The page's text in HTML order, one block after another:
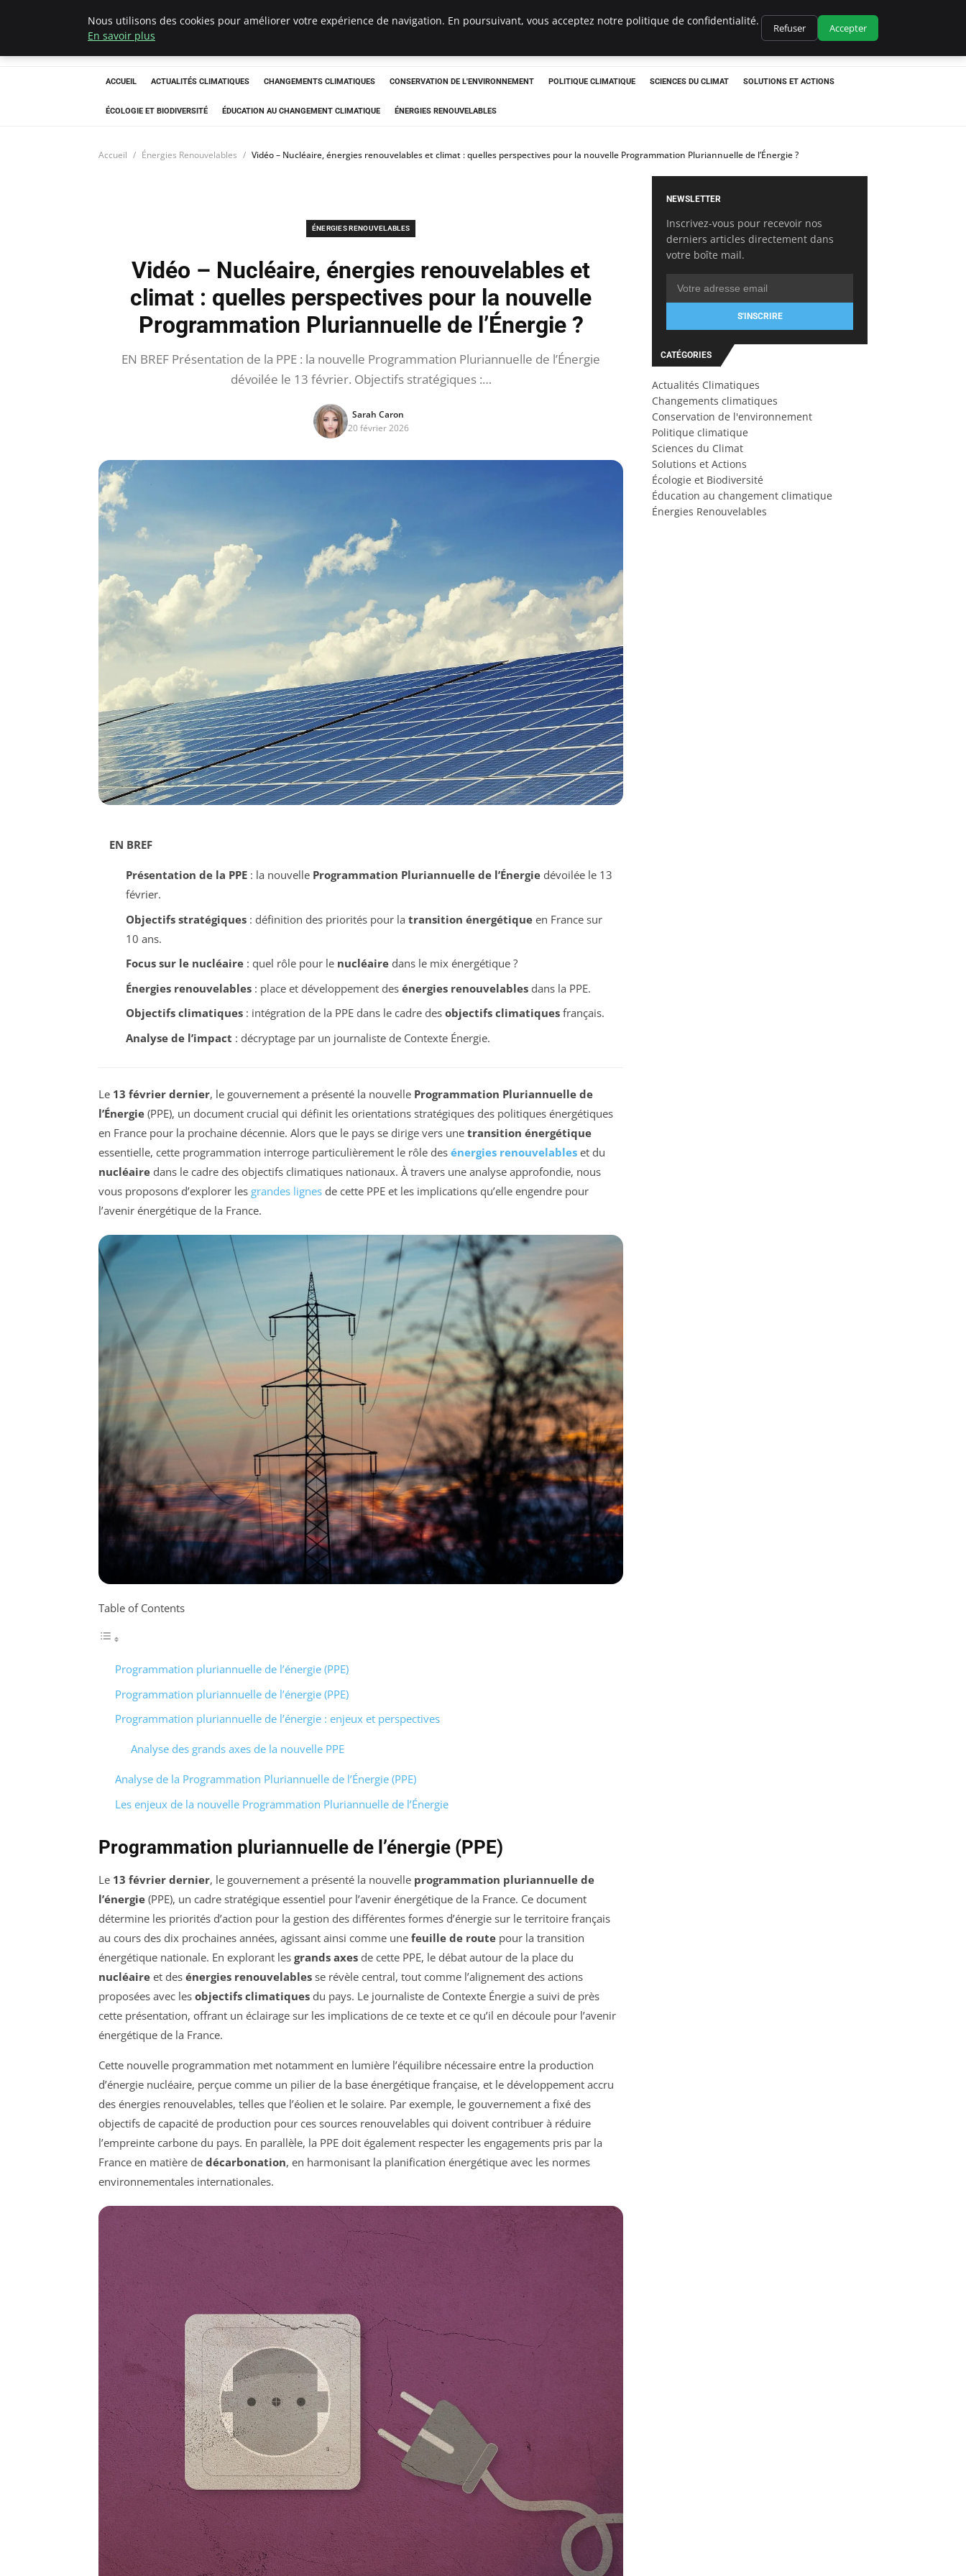
Climatedebtagents
ACCUEIL ACTUALITÉS CLIMATIQUES CHANGEMENTS CLIMATIQUES CONSERVATION DE L'ENVIRONNEMENT POLITIQUE CLIMATIQUE SCIENCES DU CLIMAT SOLUTIONS ET ACTIONS
ÉCOLOGIE ET BIODIVERSITÉ ÉDUCATION AU CHANGEMENT CLIMATIQUE ÉNERGIES RENOUVELABLES
Accueil Énergies Renouvelables Vidéo – Nucléaire, énergies renouvelables et climat : quelles perspectives pour la nouvelle Programmation Pluriannuelle de l’Énergie ?
ÉNERGIES RENOUVELABLES
Vidéo – Nucléaire, énergies renouvelables et
climat : quelles perspectives pour la nouvelle
Programmation Pluriannuelle de l’Énergie ?
EN BREF Présentation de la PPE : la nouvelle Programmation Pluriannuelle de l’Énergie
dévoilée le 13 février. Objectifs stratégiques :…
Sarah Caron
20 février 2026
EN BREF
Présentation de la PPE: la nouvelle Programmation Pluriannuelle de l’Énergiedévoilée le 13
février.
Objectifs stratégiques: définition des priorités pour la transition énergétiqueen France sur
10 ans.
Focus sur le nucléaire: quel rôle pour le nucléairedans le mix énergétique ?
Énergies renouvelables: place et développement des énergies renouvelablesdans la PPE.
Objectifs climatiques: intégration de la PPE dans le cadre des objectifs climatiquesfrançais.
Analyse de l’impact : décryptage par un journaliste de Contexte Énergie.
Le 13 février dernier, le gouvernement a présenté la nouvelle Programmation Pluriannuelle de
l’Énergie (PPE), un document crucial qui définit les orientations stratégiques des politiques énergétiques
en France pour la prochaine décennie. Alors que le pays se dirige vers une transition énergétique
essentielle, cette programmation interroge particulièrement le rôle des énergies renouvelables et du
nucléaire dans le cadre des objectifs climatiques nationaux. À travers une analyse approfondie, nous
vous proposons d’explorer les grandes lignes de cette PPE et les implications qu’elle engendre pour
l’avenir énergétique de la France.
Table of Contents
Programmation pluriannuelle de l’énergie (PPE)
Programmation pluriannuelle de l’énergie (PPE)
Programmation pluriannuelle de l’énergie : enjeux et perspectives
Analyse des grands axes de la nouvelle PPE
Analyse de la Programmation Pluriannuelle de l’Énergie (PPE)
Les enjeux de la nouvelle Programmation Pluriannuelle de l’Énergie
Programmation pluriannuelle de l’énergie (PPE)
Le 13 février dernier, le gouvernement a présenté la nouvelle programmation pluriannuelle de
l’énergie (PPE), un cadre stratégique essentiel pour l’avenir énergétique de la France. Ce document
détermine les priorités d’action pour la gestion des différentes formes d’énergie sur le territoire français
au cours des dix prochaines années, agissant ainsi comme une feuille de route pour la transition
énergétique nationale. En explorant les grands axes de cette PPE, le débat autour de la place du
nucléaire et des énergies renouvelables se révèle central, tout comme l’alignement des actions
proposées avec les objectifs climatiques du pays. Le journaliste de Contexte Énergie a suivi de près
cette présentation, offrant un éclairage sur les implications de ce texte et ce qu’il en découle pour l’avenir
énergétique de la France.
Cette nouvelle programmation met notamment en lumière l’équilibre nécessaire entre la production
d’énergie nucléaire, perçue comme un pilier de la base énergétique française, et le développement accru
des énergies renouvelables, telles que l’éolien et le solaire. Par exemple, le gouvernement a fixé des
objectifs de capacité de production pour ces sources renouvelables qui doivent contribuer à réduire
l’empreinte carbone du pays. En parallèle, la PPE doit également respecter les engagements pris par la
France en matière de décarbonation, en harmonisant la planification énergétique avec les normes
environnementales internationales.
NEWSLETTER
Inscrivez-vous pour recevoir nos
derniers articles directement dans
votre boîte mail.
S'INSCRIRE
CATÉGORIES
Actualités Climatiques
Changements climatiques
Conservation de l'environnement
Politique climatique
Sciences du Climat
Solutions et Actions
Écologie et Biodiversité
Éducation au changement climatique
Énergies Renouvelables
Nous utilisons des cookies pour améliorer votre expérience de navigation. En poursuivant, vous acceptez notre politique de confidentialité.
En savoir plus
Refuser Accepter